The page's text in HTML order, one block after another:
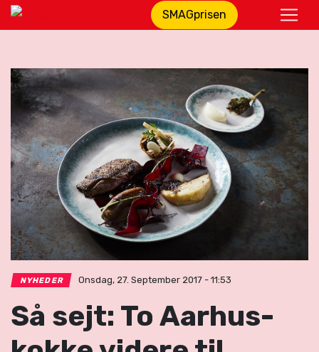
SMAGprisen
NYHEDER Onsdag, 27. September 2017 - 11:53
Så sejt: To Aarhus-